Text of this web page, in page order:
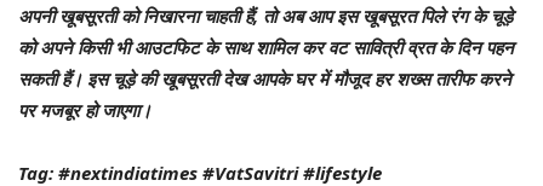
अपनी खूबसूरती को निखारना चाहती हैं, तो अब आप इस खूबसूरत पिले रंग के चूड़े
को अपने किसी भी आउटफिट के साथ शामिल कर वट सावित्री व्रत के दिन पहन
सकती हैं। इस चूड़े की खूबसूरती देख आपके घर में मौजूद हर शख्स तारीफ करने
पर मजबूर हो जाएगा।
Tag: #nextindiatimes #VatSavitri #lifestyle